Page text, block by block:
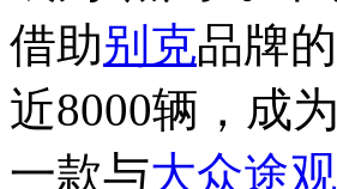
借助别克品牌
近8000辆，成为
一款与大众途观